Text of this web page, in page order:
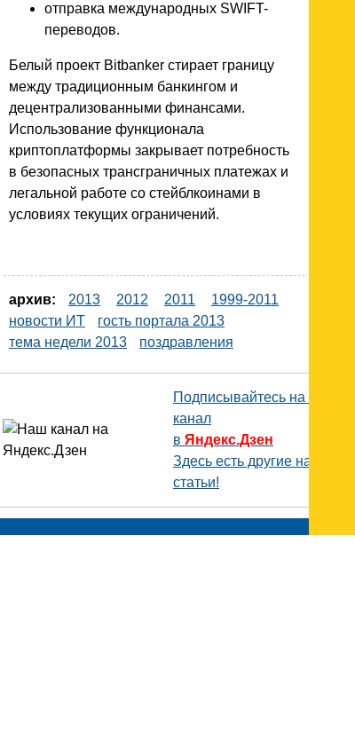
отправка международных SWIFT-
переводов.
Белый проект Bitbanker стирает границу
между традиционным банкингом и
децентрализованными финансами.
Использование функционала
криптоплатформы закрывает потребность
в безопасных трансграничных платежах и
легальной работе со стейблкоинами в
условиях текущих ограничений.
архив: 2013 2012 2011
1999-2011
новости ИТ
гость портала 2013
тема недели 2013
поздравления
Подписывайтесь на наш
канал
в Яндекс.Дзен
Здесь есть другие наши
статьи!